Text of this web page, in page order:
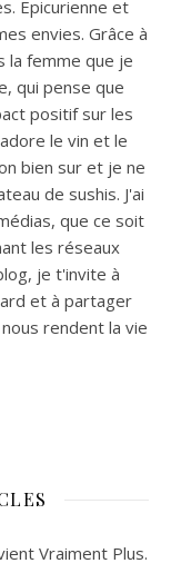
Epicurienne et
envies. Grâce à
la femme que je
qui pense que
positif sur les
le vin et le
bien sur et je ne
de sushis. J'ai
que ce soit
les réseaux
je t'invite à
et à partager
rendent la vie
Vraiment Plus.